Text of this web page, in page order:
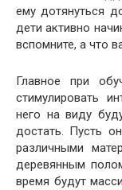
ему дотянуться
дети активно
вспомните, а что
Главное при
стимулировать
него на виду
достать. Пусть
различными
деревянным
время будут